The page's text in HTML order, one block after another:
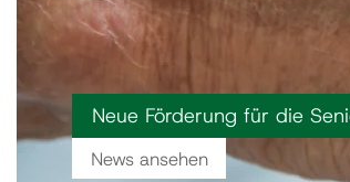
Neue Förderung für die
News ansehen